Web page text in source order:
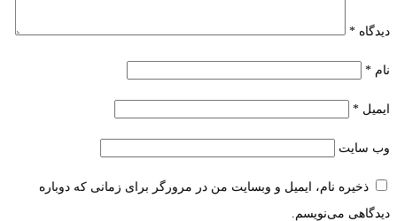
دیدگاه *
نام *
ایمیل *
وب‌ سایت
ذخیره نام، ایمیل و وبسایت من در مرورگر برای زمانی که دوباره
دیدگاهی می‌نویسم.